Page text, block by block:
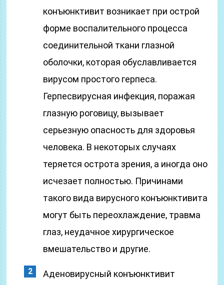
конъюнктивит возникает при острой
форме воспалительного процесса
соединительной ткани глазной
оболочки, которая обуславливается
вирусом простого герпеса.
Герпесвирусная инфекция, поражая
глазную роговицу, вызывает
серьезную опасность для здоровья
человека. В некоторых случаях
теряется острота зрения, а иногда оно
исчезает полностью. Причинами
такого вида вирусного конъюнктивита
могут быть переохлаждение, травма
глаз, неудачное хирургическое
вмешательство и другие.
Аденовирусный конъюнктивит